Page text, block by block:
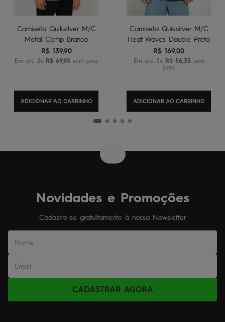
Camiseta Quiksilver M/C
Metal Comp Branco
R$ 139,90
Em até 2x R$ 69,95 sem juros
ADICIONAR AO CARRINHO
Camiseta Quiksilver M/C
Heat Waves Double Preto
R$ 169,00
Em até 3x R$ 56,33 sem
juros
ADICIONAR AO CARRINHO
Novidades e Promoções
Cadastre-se gratuitamente à nossa Newsletter
CADASTRAR AGORA